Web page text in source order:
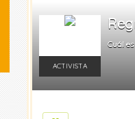
ACTIVISTA
Cuál